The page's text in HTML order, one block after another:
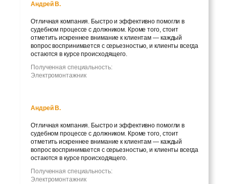
Андрей В.
Отличная компания. Быстро и эффективно помогли в
судебном процессе с должником. Кроме того, стоит
отметить искреннее внимание к клиентам — каждый
вопрос воспринимается с серьезностью, и клиенты всегда
остаются в курсе происходящего.
Полученная специальность:
Электромонтажник
Андрей В.
Отличная компания. Быстро и эффективно помогли в
судебном процессе с должником. Кроме того, стоит
отметить искреннее внимание к клиентам — каждый
вопрос воспринимается с серьезностью, и клиенты всегда
остаются в курсе происходящего.
Полученная специальность:
Электромонтажник